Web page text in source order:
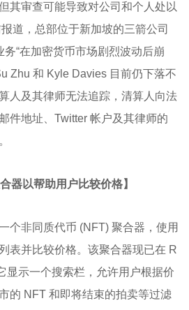
其审查可能导致对公司和个人处以
道，总部位于新加坡的三箭公司
“在加密货币市场剧烈波动后崩
Zhu 和 Kyle Davies 目前仍下落不
人及其律师无法追踪，清算人向法
件地址、Twitter 帐户及其律师的
器以帮助用户比较价格】
个非同质代币 (NFT) 聚合器，使用
表并比较价格。该聚合器现已在 R
显示一个搜索栏，允许用户根据价
的 NFT 和即将结束的拍卖等过滤